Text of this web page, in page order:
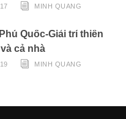
MINH QUANG
Quốc-Giải trí thiên
cả nhà
MINH QUANG